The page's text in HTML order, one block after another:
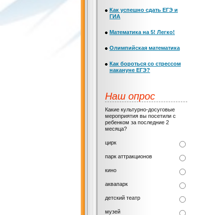
Как успешно сдать ЕГЭ и
ГИА
Математика на 5! Легко!
Олимпийская математика
Как бороться со стрессом
накануне ЕГЭ?
Наш опрос
Какие культурно-досуговые
мероприятия вы посетили с
ребенком за последние 2
месяца?
цирк
парк аттракционов
кино
аквапарк
детский театр
музей